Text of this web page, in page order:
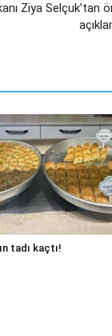
Ziya Selçuk’tan
tadı kaçtı!